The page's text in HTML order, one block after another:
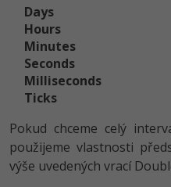
Days
Hours
Minutes
Seconds
Milliseconds
Ticks
Pokud chceme celý
použijeme vlastnosti
výše uvedených vrací